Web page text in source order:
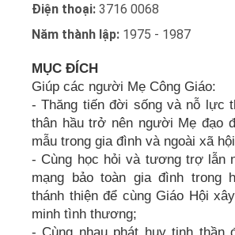
Điện thoại: 3716 0068
Năm thành lập: 1975 - 1987
MỤC ĐÍCH
Giúp các người Mẹ Công Giáo:
- Thăng tiến đời sống và nỗ lực
thân hầu trở nên người Mẹ đạo
mẫu trong gia đình và ngoài xã
- Cùng học hỏi và tương trợ lẫn
mạng bảo toàn gia đình trong
thánh thiện để cùng Giáo Hội
minh tình thương;
- Cùng nhau phát huy tinh thần